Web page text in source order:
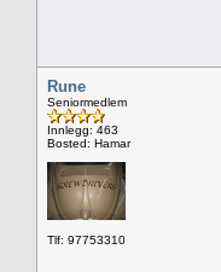
Rune
Seniormedlem
Innlegg: 463
Bosted: Hamar
Tlf: 97753310